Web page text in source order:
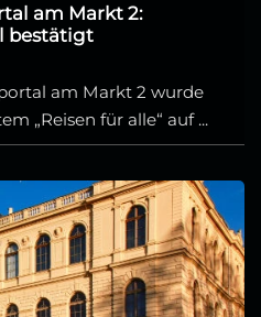
am Markt 2:
bestätigt
am Markt 2 wurde
„Reisen für alle“ auf ...